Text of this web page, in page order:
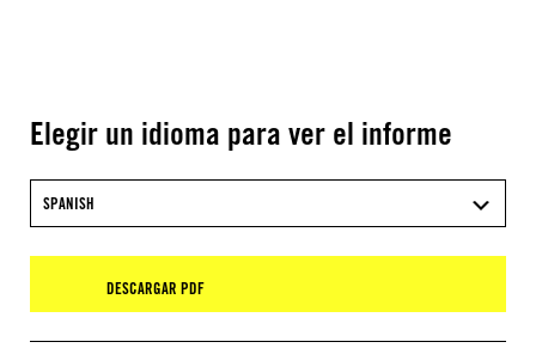
Elegir un idioma para ver el informe
SPANISH
DESCARGAR PDF